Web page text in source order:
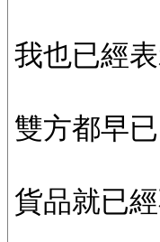
我也已經
雙方都早
貨品就已